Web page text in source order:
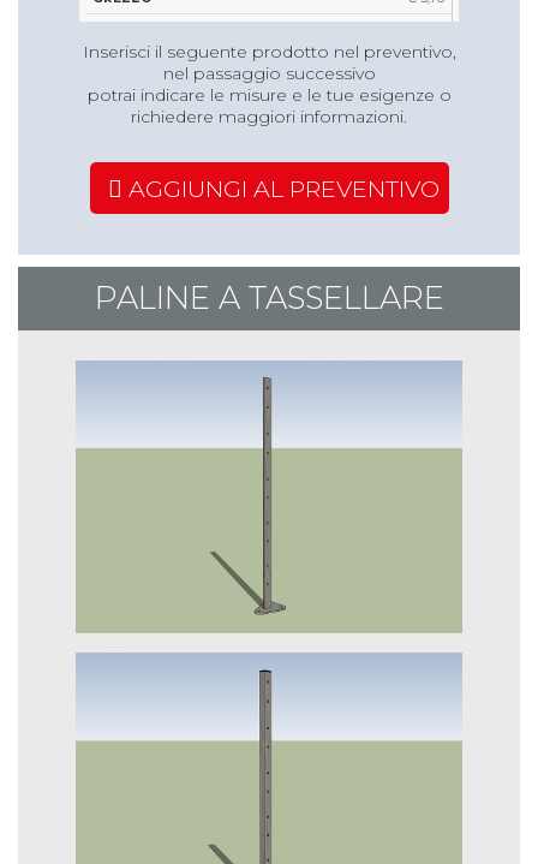
€ 12,43
1,70 m
€ 10,28
€ 13,61
€ 6,98
Inserisci il seguente prodotto nel preventivo,
nel passaggio successivo
potrai indicare le misure e le tue esigenze o
richiedere maggiori informazioni.
AGGIUNGI AL PREVENTIVO
PALINE A TASSELLARE